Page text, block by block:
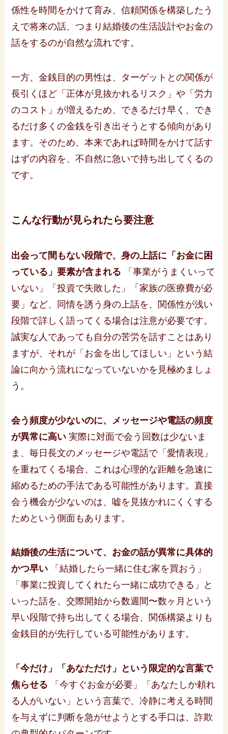
係性を時間をかけて育み、信頼関係を構築したう
えで将来の話、つまり結婚後の生活設計やお金の
話をするのが自然な流れです。
一方、金銭目的の男性は、ターゲットとの関係が
長引くほど「正体が見抜かれるリスク」や「労力
のコスト」が増えるため、できるだけ早く、でき
るだけ多くの金銭を引き出そうとする傾向があり
ます。そのため、本来であれば時間をかけて話す
はずの内容を、不自然に急いで持ち出してくるの
です。
こんな行動が見られたら要注意
出会って間もない段階で、身の上話に「お金に困
っている」要素が含まれる 「事業がうまくいって
いない」「投資で失敗した」「家族の医療費が必
要」など、同情を誘う身の上話を、関係性が浅い
段階で詳しく語ってくる場合は注意が必要です。
誠実な人であっても自分の苦労を話すことはあり
ますが、それが「お金を出してほしい」という結
論に向かう流れになっていないかを見極めましょ
う。
会う頻度が少ないのに、メッセージや電話の頻度
が異常に高い 実際に対面で会う回数は少ないま
ま、毎日長文のメッセージや電話で「愛情表現」
を重ねてくる場合、これは心理的な距離を急速に
縮めるための手法である可能性があります。直接
会う機会が少ないのは、嘘を見抜かれにくくする
ためという側面もあります。
結婚後の生活について、お金の話が異常に具体的
かつ早い 「結婚したら一緒に住む家を買おう」
「事業に投資してくれたら一緒に成功できる」と
いった話を、交際開始から数週間〜数ヶ月という
早い段階で持ち出してくる場合、関係構築よりも
金銭目的が先行している可能性があります。
「今だけ」「あなただけ」という限定的な言葉で
焦らせる 「今すぐお金が必要」「あなたしか頼れ
る人がいない」という言葉で、冷静に考える時間
を与えずに判断を急がせようとする手口は、詐欺